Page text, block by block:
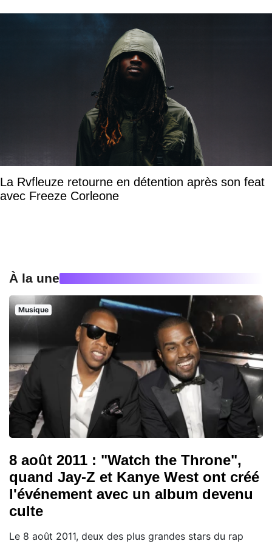
La Rvfleuze retourne en détention après son feat
avec Freeze Corleone
À la une
Musique
8 août 2011 : "Watch the Throne",
quand Jay-Z et Kanye West ont créé
l'événement avec un album devenu
culte
Le 8 août 2011, deux des plus grandes stars du rap